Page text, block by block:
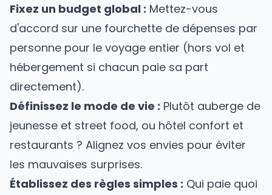
Fixez un budget global : Mettez-vous
d'accord sur une fourchette de dépenses par
personne pour le voyage entier (hors vol et
hébergement si chacun paie sa part
directement).
Définissez le mode de vie : Plutôt auberge de
jeunesse et street food, ou hôtel confort et
restaurants ? Alignez vos envies pour éviter
les mauvaises surprises.
Établissez des règles simples : Qui paie quoi